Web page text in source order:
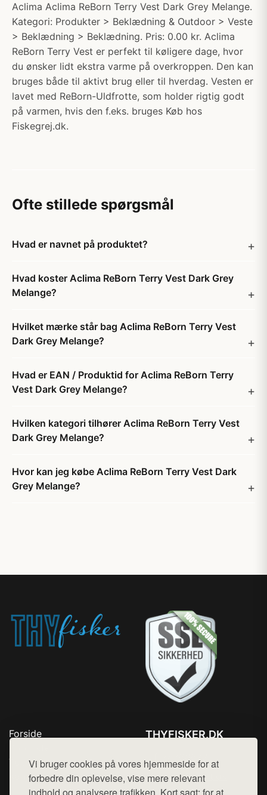
Vi bruger cookies på vores hjemmeside for at
forbedre din oplevelse, vise mere relevant
Aclima Aclima ReBorn Terry Vest Dark Grey Melange.
Kategori: Produkter > Beklædning & Outdoor > Veste
> Beklædning > Beklædning. Pris: 0.00 kr. Aclima
ReBorn Terry Vest er perfekt til køligere dage, hvor
du ønsker lidt ekstra varme på overkroppen. Den kan
bruges både til aktivt brug eller til hverdag. Vesten er
lavet med ReBorn-Uldfrotte, som holder rigtig godt
på varmen, hvis den f.eks. bruges Køb hos
Fiskegrej.dk.
Ofte stillede spørgsmål
Hvad er navnet på produktet?
Hvad koster Aclima ReBorn Terry Vest Dark Grey
Melange?
Hvilket mærke står bag Aclima ReBorn Terry Vest
Dark Grey Melange?
Hvad er EAN / Produktid for Aclima ReBorn Terry
Vest Dark Grey Melange?
Hvilken kategori tilhører Aclima ReBorn Terry Vest
Dark Grey Melange?
Hvor kan jeg købe Aclima ReBorn Terry Vest Dark
Grey Melange?
Forside
Top Rabatter
Kontakt
THYFISKER.DK
Mail: hej@want.dk